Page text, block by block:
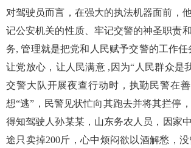
对驾驶员而言，在强大的执法机器面前，
记公安机关的性质、牢记交警的神圣职责
务, 管理就是把党和人民赋予交警的工作
让党放心，让人民满意 ,因为“人民群众是
交警大队开展夜查行动时，执勤民警在
想“逃”，民警见状忙向其跑去并将其拦停
得知驾驶人孙某某，山东务农人员，因家
途只卖掉200斤，心中烦闷欲以酒解愁，